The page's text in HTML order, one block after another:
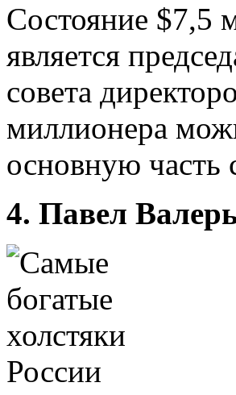
Состояние $7,5
является
совета
миллионера
основную часть
4. Павел